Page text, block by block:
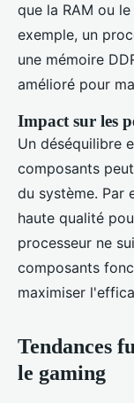
que la RAM ou
exemple, un
une mémoire
amélioré pour
Impact sur les
Un déséquilibre
composants
du système. Par
haute qualité
processeur ne
composants
maximiser
Tendances
le gaming